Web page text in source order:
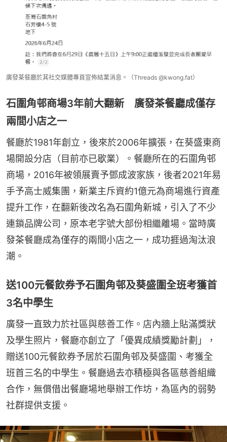
廣發茶餐廳於其社交媒體專頁宣佈結業消息。（Threads @kwong.fat）
石圍角邨商場3年前大翻新 廣發茶餐廳成僅存
兩間小店之一
餐廳於1981年創立，後來於2006年擴張，在葵盛東商
場開設分店（目前亦已歇業）。餐廳所在的石圍角邨
商場，2016年被領展賣予鄧成波家族，後者2021年易
手予高士威集團，新業主斥資約1億元為商場進行資產
提升工作，在翻新後改名為石圍角新城，引入了不少
連鎖品牌公司，原本老字號大部份相繼離場。當時廣
發茶餐廳成為僅存的兩間小店之一，成功捱過淘汰浪
潮。
送100元餐飲券予石圍角邨及葵盛圍全班考獲首
3名中學生
廣發一直致力於社區與慈善工作。店內牆上貼滿獎狀
及學生照片，餐廳亦創立了「優異成績獎勵計劃」，
贈送100元餐飲券予居於石圍角邨及葵盛圍、考獲全
班首三名的中學生。餐廳過去亦積極與各區慈善組織
合作，無償借出餐廳場地舉辦工作坊，為區內的弱勢
社群提供支援。